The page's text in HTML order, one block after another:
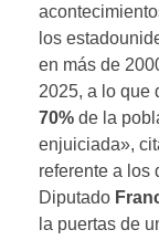
los
en más de
2025, a lo que
70% de la
enjuiciada»,
referente a los
Diputado
la puertas de